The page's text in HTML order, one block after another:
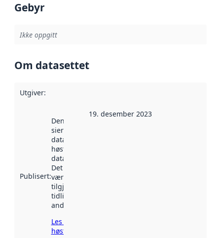
Gebyr
Ikke oppgitt
Om datasettet
Utgiver:
Publisert:
Denne datoen
sier når
datasettet ble
høstet av
data.norge.no.
Det kan ha
vært
tilgjengelig
tidligere
andre steder.
Les mer om
høsting her
19. desember 2023